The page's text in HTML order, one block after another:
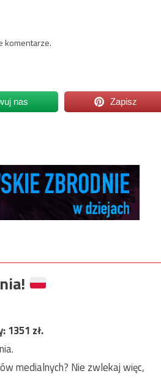
komentarze.
nas Zapisz
1351 zł.
medialnych? Nie zwlekaj więc,